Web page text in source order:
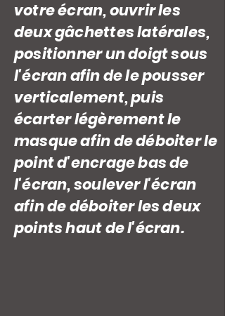
votre écran, ouvrir les
deux gâchettes latérales,
positionner un doigt sous
l'écran afin de le pousser
verticalement, puis
écarter légèrement le
masque afin de déboiter le
point d'encrage bas de
l'écran, soulever l'écran
afin de déboiter les deux
points haut de l'écran.